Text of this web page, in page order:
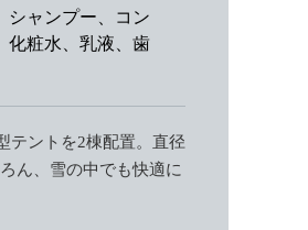
シャンプー、コン
化粧水、乳液、歯
テントを2棟配置。直径
ん、雪の中でも快適に